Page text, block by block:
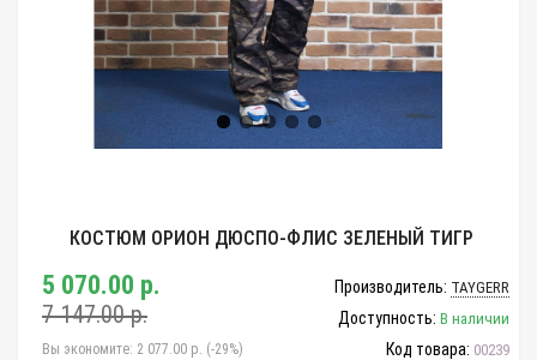
КОСТЮМ ОРИОН ДЮСПО-ФЛИС ЗЕЛЕНЫЙ ТИГР
5 070.00 р.
7 147.00 р.
Вы экономите: 2 077.00 р. (-29%)
Производитель: TAYGERR
Доступность: В наличии
Код товара: 00239